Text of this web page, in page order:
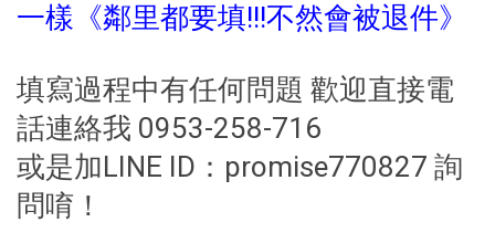
一樣《鄰里都要填!!!不然會被退件》
填寫過程中有任何問題 歡迎直接電
話連絡我 0953-258-716
或是加LINE ID：promise770827 詢
問唷！